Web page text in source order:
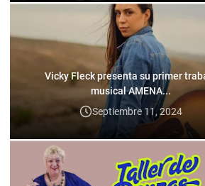
Vicky Fleck presenta su primer
musical AMENA...
Septiembre 11, 2024